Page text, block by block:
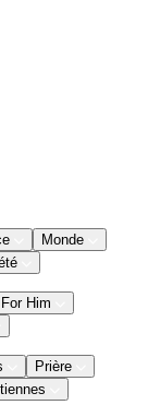
Monde
Him
Prière